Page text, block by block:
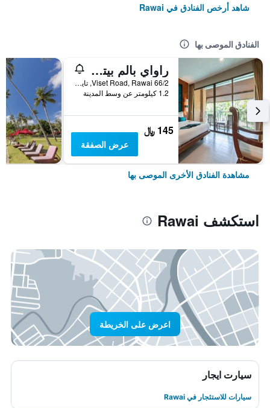
شاهد أرخص الفنادق في Rawai
الفنادق الموصى بها
راواي بالم بيتش ريزورت
66/2 Viset Road, Rawai, تايلاند
1.2 كيلومتر عن وسط المدينة
145 ﷼
عرض الصفقة
مشاهدة الفنادق الأخرى الموصى بها
استكشف Rawai
اعرض على الخريطة
سيارت ايجار
سيارات للاستئجار في Rawai